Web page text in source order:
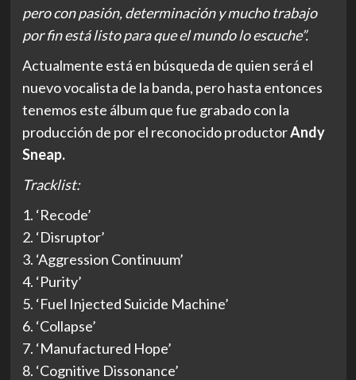
pero con pasión, determinación y mucho trabajo
por fin está listo para que el mundo lo escuche”.
Actualmente está en búsqueda de quien será el
nuevo vocalista de la banda, pero hasta entonces
tenemos este álbum que fue grabado con la
producción de por el reconocido productorAndy
Sneap.
Tracklist:
1. ‘Recode’
2. ‘Disruptor’
3. ‘Aggression Continuum’
4. ‘Purity’
5. ‘Fuel Injected Suicide Machine’
6. ‘Collapse’
7. ‘Manufactured Hope’
8. ‘Cognitive Dissonance’